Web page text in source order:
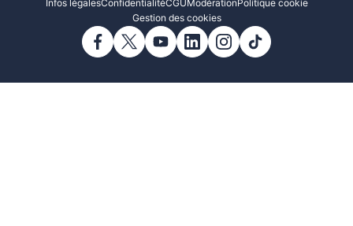
Infos légalesConfidentialitéCGUModérationPolitique cookie
Gestion des cookies